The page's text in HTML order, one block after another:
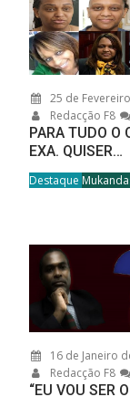
25 de
Redacção F8
PARA TUDO O
EXA. QUISER…
Destaque
16 de Janeiro
Redacção F8
“EU VOU SER